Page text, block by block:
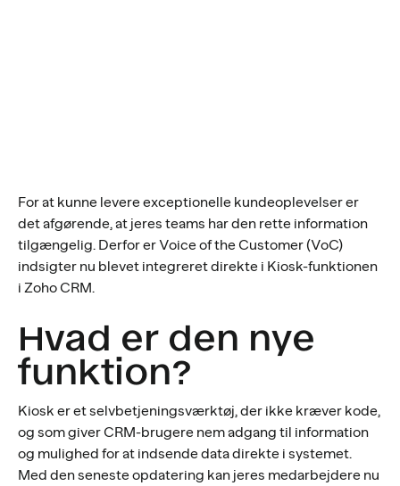
For at kunne levere exceptionelle kundeoplevelser er
det afgørende, at jeres teams har den rette information
tilgængelig. Derfor er Voice of the Customer (VoC)
indsigter nu blevet integreret direkte i Kiosk-funktionen
i Zoho CRM.
Hvad er den nye
funktion?
Kiosk er et selvbetjeningsværktøj, der ikke kræver kode,
og som giver CRM-brugere nem adgang til information
og mulighed for at indsende data direkte i systemet.
Med den seneste opdatering kan jeres medarbejdere nu